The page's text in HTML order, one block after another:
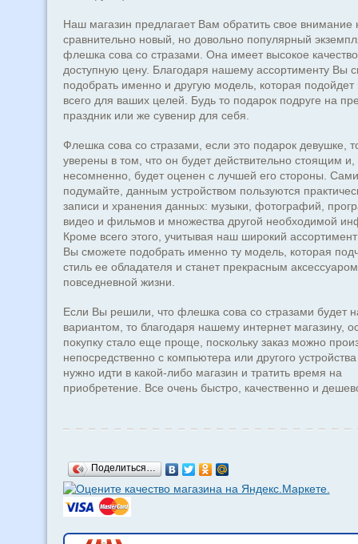
Наш магазин предлагает Вам обратить свое внимание
сравнительно новый, но довольно популярный
флешка сова со стразами. Она имеет высокое
доступную цену. Благодаря нашему ассортименту Вы
подобрать именно и другую модель, которая
всего для ваших целей. Будь то подарок подруге на
праздник или же сувенир для себя.
Флешка сова со стразами, если это подарок девушке,
уверены в том, что он будет действительно стоящим и,
несомненно, будет оценен с лучшей его стороны. Сами
подумайте, данным устройством пользуются
записи и хранения данных: музыки, фотографий,
видео и фильмов и множества другой необходимой
Кроме всего этого, учитывая наш широкий
Вы сможете подобрать именно ту модель, которая
стиль ее обладателя и станет прекрасным
повседневной жизни.
Если Вы решили, что флешка сова со стразами будет
вариантом, то благодаря нашему интернет магазину,
покупку стало еще проще, поскольку заказ можно
непосредственно с компьютера или другого
нужно идти в какой-либо магазин и тратить время на
приобретение. Все очень быстро, качественно и
Поделиться…